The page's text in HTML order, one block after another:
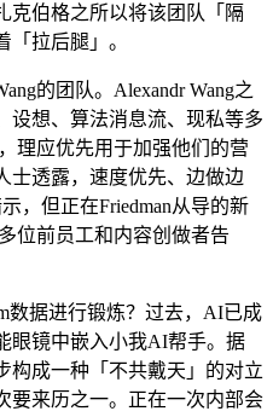
克伯格之所以将该团队「隔
拉后腿」。
的团队。Alexandr Wang之
设想、算法消息流、现私等多
理应优先用于加强他们的营
士透露，速度优先、边做边
，但正在Friedman从导的新
位前员工和内容创做者告
据进行锻炼？过去，AI已成
眼镜中嵌入小我AI帮手。据
构成一种「不共戴天」的对立
要来历之一。正在一次内部会